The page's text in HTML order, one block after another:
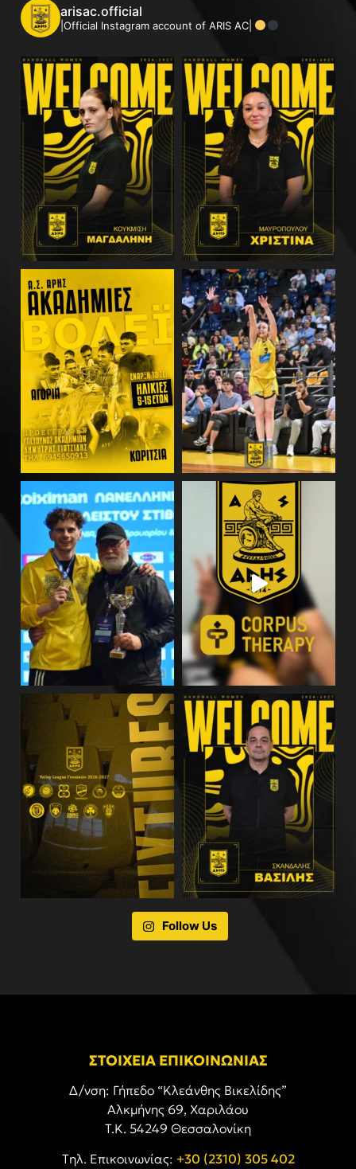
arisac.official
|Official Instagram account of ARIS AC|
Follow Us
ΣΤΟΙΧΕΙΑ ΕΠΙΚΟΙΝΩΝΙΑΣ
Δ/νση: Γήπεδο “Κλεάνθης Βικελίδης”
Αλκμήνης 69, Χαριλάου
Τ.Κ. 54249 Θεσσαλονίκη
Tηλ. Επικοινωνίας: +30 (2310) 305 402